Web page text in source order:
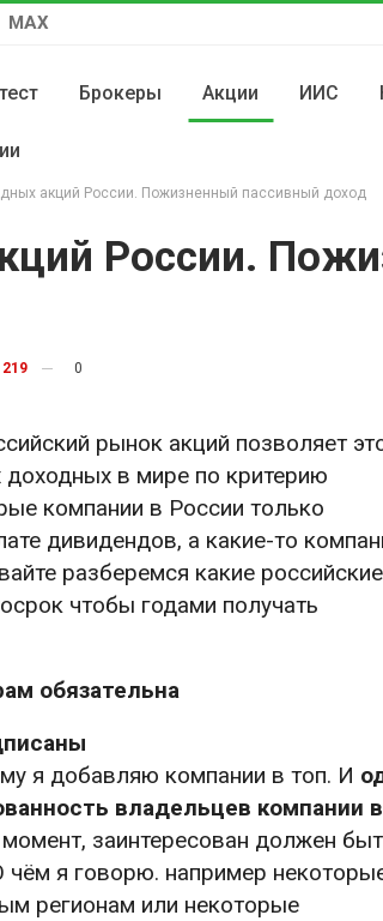
MAX
Брокеры Акции ИИС
акций России. Пожизненный пассивный доход
России.
219 0
рынок акций позволяет
в мире по критерию
компании в России только
дивидендов, а какие-то
разберемся какие российские
чтобы годами получать
обязательна
я добавляю компании в топ. И
владельцев компании в
заинтересован должен
чём я говорю. например
регионам или некоторые